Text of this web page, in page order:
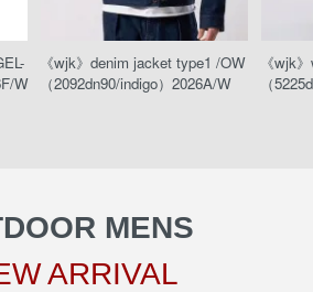
W
《wjk》denim jacket type1 /OW
（2092dn90/indigo）2026A/W
《wjk
（
MENS
ARRIVAL